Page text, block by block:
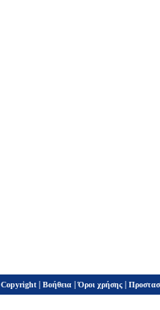
Copyright | Βοήθεια |Όροι χρήσης |